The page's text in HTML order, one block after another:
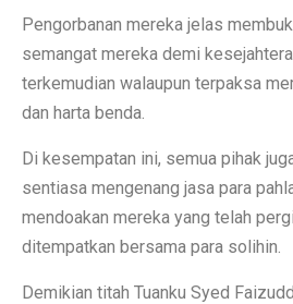
Pengorbanan mereka jelas
semangat mereka demi
terkemudian walaupun terpaksa
dan harta benda.
Di kesempatan ini, semua pihak
sentiasa mengenang jasa para
mendoakan mereka yang telah
ditempatkan bersama para solihin.
Demikian titah Tuanku Syed